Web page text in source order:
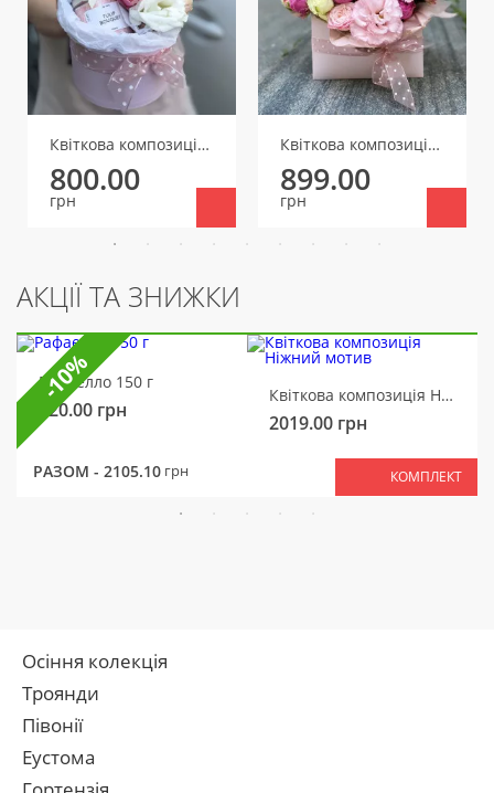
Квіткова композиція Аромат
800.00
грн
Квіткова композиція Квіткове послання
899.00
грн
АКЦІЇ ТА ЗНИЖКИ
Рафаелло 150 г
320.00 грн
Квіткова композиція Ніжний мотив
2019.00 грн
РАЗОМ - 2105.10 грн КОМПЛЕКТ
-10%
Осіння колекція
Троянди
Півонії
Еустома